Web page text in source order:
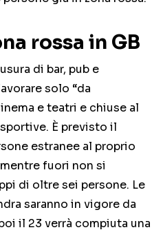
rossa in GB
di bar, pub e
solo “da
e teatri e chiuse al
È previsto il
estranee al proprio
fuori non si
di oltre sei persone. Le
saranno in vigore da
il 23 verrà compiuta una